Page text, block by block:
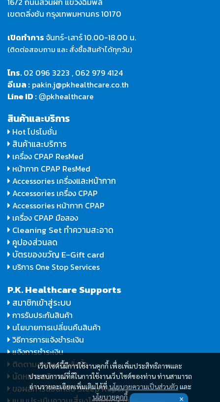
เว็บไซต์นี้มีการใช้งานคุกกี้ เพื่อเพิ่มประสิทธิภาพและ
ประสบการณ์ที่ดีในการใช้งานเว็บไซต์ของท่าน ท่านสามารถ
อ่านรายละเอียดเพิ่มเติมได้ที่นโยบายความเป็นส่วนตัว และ
นโยบายคุกกี้
เขตตลิ่งชัน กรุงเทพมหานคร 10170
เปิดทำการจันทร์-เสาร์10.00-18.00 น.
(ติดต่อสอบถาม และ สั่งซื้อสินค้าได้ทุกวัน)
โทร.02 096 3223 , 062 979 4124
อีเมล : pakin.j@pkhealthcare.co.th
Line ID : @pkhealthcare
สินค้าและบริการ
Hot โปรโมชั่น
สินค้าและบริการ
เครื่อง CPAP ResMed
หน้ากาก CPAP ResMed
Accessories เครื่องและหน้ากาก
Accessories เครื่อง CPAP
Accessories หน้ากาก CPAP
เครื่อง CPAP มือสอง
Cleaning Set ทำความสะอาด
คูปองส่วนลด
บัตรของขวัญ E-Gift card
บริการ One Stop Services
P.K. Healthcare Supports
สมาชิกเข้าสู่ระบบ
การรับประกันสินค้า
นโยบายการเปลี่ยนคืนสินค้า
วิธีการการแจ้งชำระเงิน
แจ้งการชำระเงิน
ติดตามสถานะการสั่งซื้อ
นัดหมายบริการ
ขอผลการนอนหลับ Sleep Report